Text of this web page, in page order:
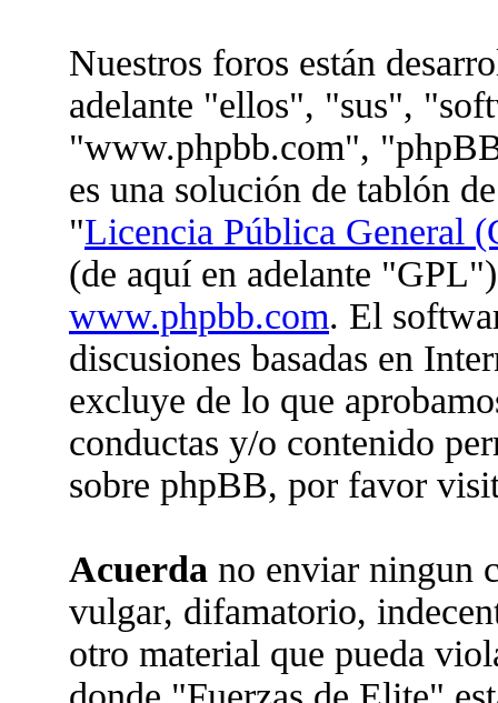
Nuestros foros están
adelante "ellos", "sus",
"www.phpbb.com",
es una solución de tablón
"Licencia Pública General
(de aquí en adelante
www.phpbb.com. El
discusiones basadas en
excluye de lo que
conductas y/o contenido
sobre phpBB, por favor
Acuerda no enviar ningun
vulgar, difamatorio,
otro material que pueda